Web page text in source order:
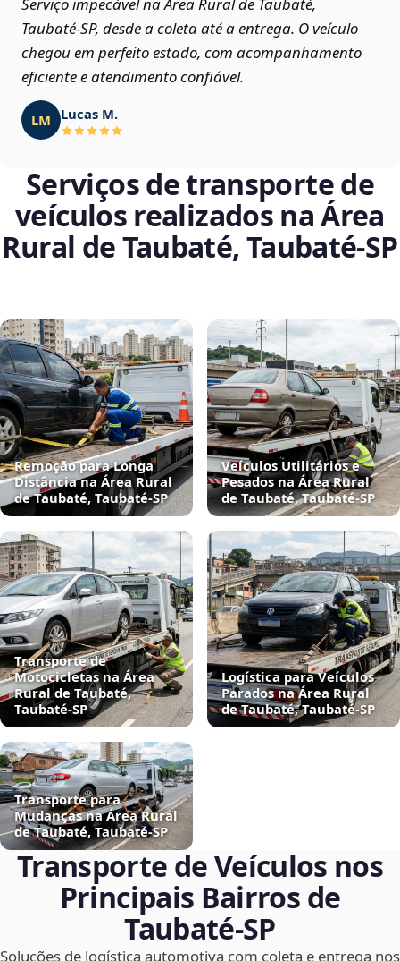
Serviço impecável na Área Rural de Taubaté,
Taubaté‑SP, desde a coleta até a entrega. O veículo
chegou em perfeito estado, com acompanhamento
eficiente e atendimento confiável.
LM Lucas M.
Serviços de transporte de
veículos realizados na Área
Rural de Taubaté, Taubaté‑SP
Remoção para Longa
Distância na Área Rural
de Taubaté, Taubaté‑SP
Veículos Utilitários e
Pesados na Área Rural
de Taubaté, Taubaté‑SP
Transporte de
Motocicletas na Área
Rural de Taubaté,
Taubaté‑SP
Logística para Veículos
Parados na Área Rural
de Taubaté, Taubaté‑SP
Transporte para
Mudanças na Área Rural
de Taubaté, Taubaté‑SP
Transporte de Veículos nos
Principais Bairros de
Taubaté‑SP
Soluções de logística automotiva com coleta e entrega nos